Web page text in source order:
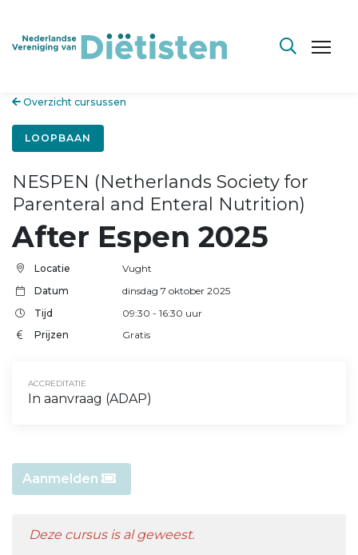
Overzicht cursussen
LOOPBAAN
NESPEN (Netherlands Society for
Parenteral and Enteral Nutrition)
After Espen 2025
Locatie
Vught
Datum
dinsdag 7 oktober 2025
Tijd
09:30 - 16:30 uur
Prijzen
Gratis
ACCREDITATIE
In aanvraag (ADAP)
Aanmelden
Deze cursus is al geweest.